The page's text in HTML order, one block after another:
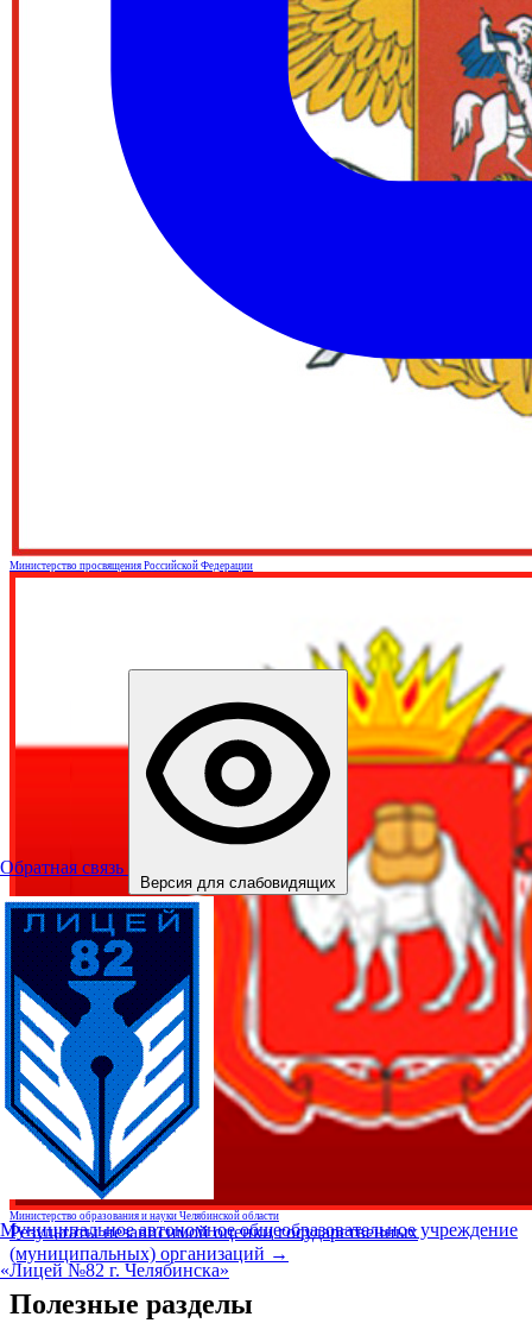
Обратная связь
Версия для слабовидящих
Муниципальное автономное общеобразовательное учреждение
«Лицей №82 г. Челябинска»
Министерство просвящения Российской Федерации
Министерство образования и науки Челябинской области
Результаты независимой оценки государственных
(муниципальных) организаций →
Полезные разделы